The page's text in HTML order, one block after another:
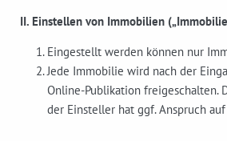
II. Einstellen von Immobilien
Eingestellt werden können nur
Jede Immobilie wird nach der
Online-Publikation freigeschalten.
der Einsteller hat ggf. Anspruch